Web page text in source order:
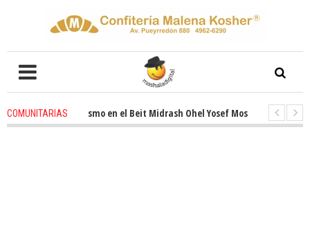
COMUNITARIAS
entusiasmo en el Beit Midrash Ohel Yosef Moshe 1 months ago